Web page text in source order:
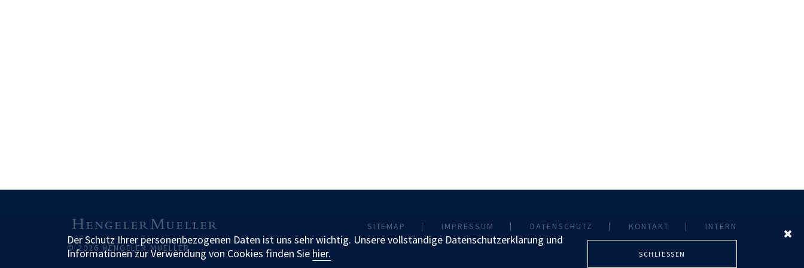
SITEMAP IMPRESSUM DATENSCHUTZ KONTAKT
INTERN
© 2026 HENGELER MUELLER
Der Schutz Ihrer personenbezogenen Daten ist uns sehr wichtig. Unsere vollständige Datenschutzerklärung und
Informationen zur Verwendung von Cookies finden Sie hier. SCHLIESSEN